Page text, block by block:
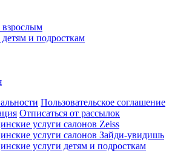
взрослым
и подросткам
Пользовательское соглашение
Отписаться от рассылок
услуги салонов Zeiss
услуги салонов Зайди-увидишь
услуги детям и подросткам